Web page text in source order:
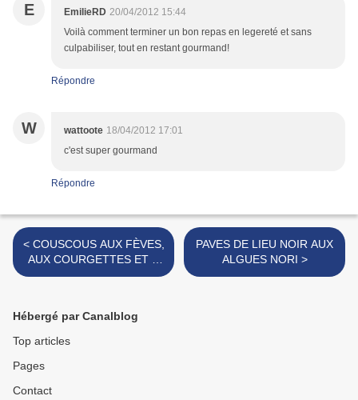
E EmilieRD 20/04/2012 15:44
Voilà comment terminer un bon repas en legereté et sans
culpabiliser, tout en restant gourmand!
Répondre
W wattoote 18/04/2012 17:01
c'est super gourmand
Répondre
< COUSCOUS AUX FÈVES,
AUX COURGETTES ET À
L'HUILE D'ARGAN
PAVES DE LIEU NOIR AUX
ALGUES NORI >
Hébergé par Canalblog
Top articles
Pages
Contact